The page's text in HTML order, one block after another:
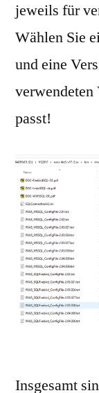
jeweils für
Wählen Sie
und eine
passt!
Insgesamt